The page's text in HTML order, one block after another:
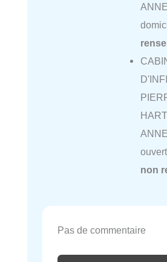
non
Pas de commentaire